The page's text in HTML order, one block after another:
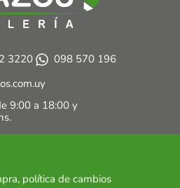
3220
098 570 196
9:00 a 18:00 y
política de cambios